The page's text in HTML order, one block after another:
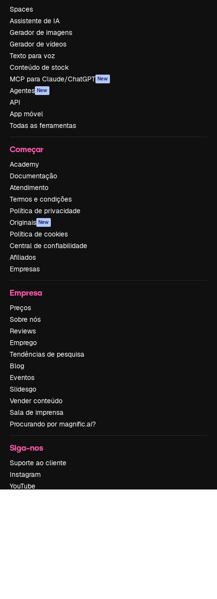
Spaces
Assistente de IA
Gerador de imagens
Gerador de vídeos
Texto para voz
Conteúdo de stock
MCP para Claude/ChatGPT New
Agentes New
API
App móvel
Todas as ferramentas
Começar
Academy
Documentação
Atendimento
Termos e condições
Política de privacidade
Originais New
Política de cookies
Central de confiabilidade
Afiliados
Empresas
Empresa
Preços
Sobre nós
Reviews
Emprego
Tendências de pesquisa
Blog
Eventos
Slidesgo
Vender conteúdo
Sala de imprensa
Procurando por magnific.ai?
Siga-nos
Suporte ao cliente
Instagram
YouTube